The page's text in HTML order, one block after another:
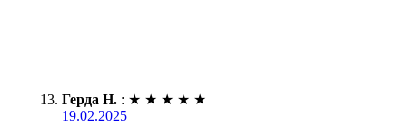
Герда Н. : ★ ★ ★ ★ ★
19.02.2025